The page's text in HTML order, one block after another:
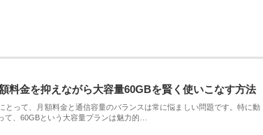
料金を抑えながら大容量60GBを賢く使いこなす方法
とって、月額料金と通信容量のバランスは常に悩ましい問題です。特に動
て、60GBという大容量プランは魅力的…